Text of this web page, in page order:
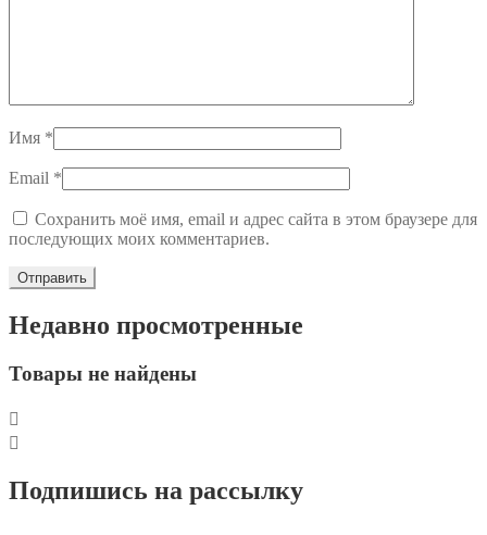
Имя *
Email *
Сохранить моё имя, email и адрес сайта в этом браузере для
последующих моих комментариев.
Недавно просмотренные
Товары не найдены
Подпишись на рассылку